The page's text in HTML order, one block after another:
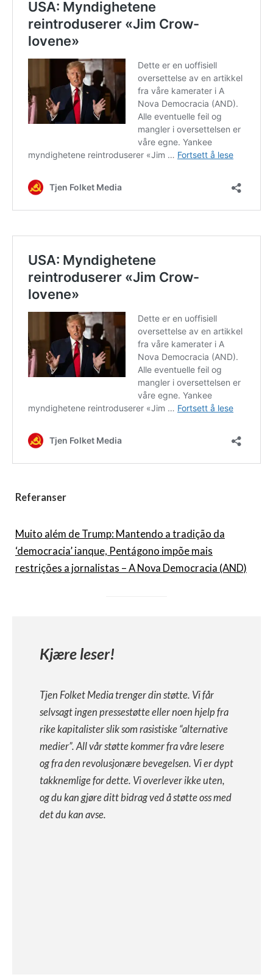
Referanser
Muito além de Trump: Mantendo a tradição da
‘democracia’ ianque, Pentágono impõe mais
restrições a jornalistas – A Nova Democracia (AND)
Kjære leser!
Tjen Folket Media trenger din støtte. Vi får
selvsagt ingen pressestøtte eller noen hjelp fra
rike kapitalister slik som rasistiske “alternative
medier”. All vår støtte kommer fra våre lesere
og fra den revolusjonære bevegelsen. Vi er dypt
takknemlige for dette. Vi overlever ikke uten,
og du kan gjøre ditt bidrag ved å støtte oss med
det du kan avse.